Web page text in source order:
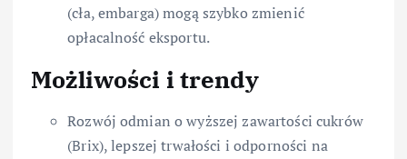
(cła, embarga) mogą szybko zmienić
opłacalność eksportu.
Możliwości i trendy
Rozwój odmian o wyższej zawartości cukrów
(Brix), lepszej trwałości i odporności na